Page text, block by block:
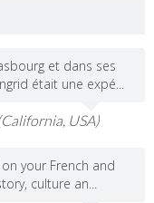
et dans ses
était une expé...
USA)
your French and
culture an...